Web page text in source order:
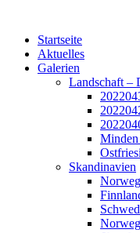
Startseite
Aktuelles
Galerien
Landschaft –
Minden
Skandinavien